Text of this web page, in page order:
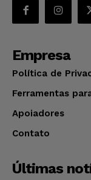
Empresa
Política de
Ferramentas
Apoiadores
Contato
Últimas